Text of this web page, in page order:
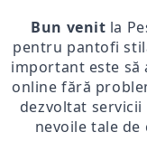
Bun venit la
pentru pantofi
important este să
online fără
dezvoltat
nevoile tale